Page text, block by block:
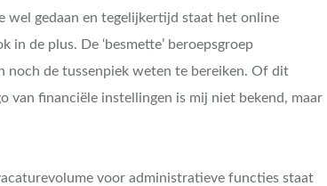
wel gedaan en tegelijkertijd staat het online
de plus. De ‘besmette’ beroepsgroep
noch de tussenpiek weten te bereiken. Of dit
van financiële instellingen is mij niet bekend, maar
voor administratieve functies staat